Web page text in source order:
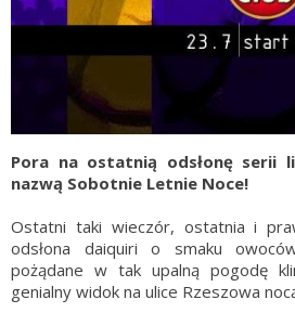
Pora na ostatnią odsłonę serii
nazwą Sobotnie Letnie Noce!
Ostatni taki wieczór, ostatnia i
odsłona daiquiri o smaku
pożądane w tak upalną pogodę
genialny widok na ulice Rzeszowa